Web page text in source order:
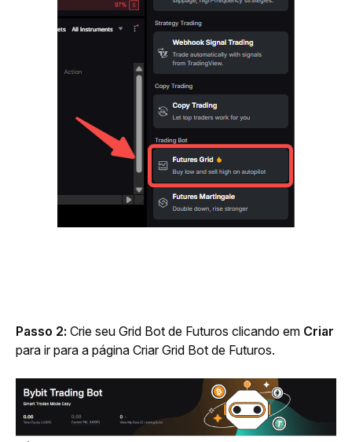
Passo 2: Crie seu Grid Bot de Futuros clicando em Criar
para ir para a página Criar Grid Bot de Futuros.